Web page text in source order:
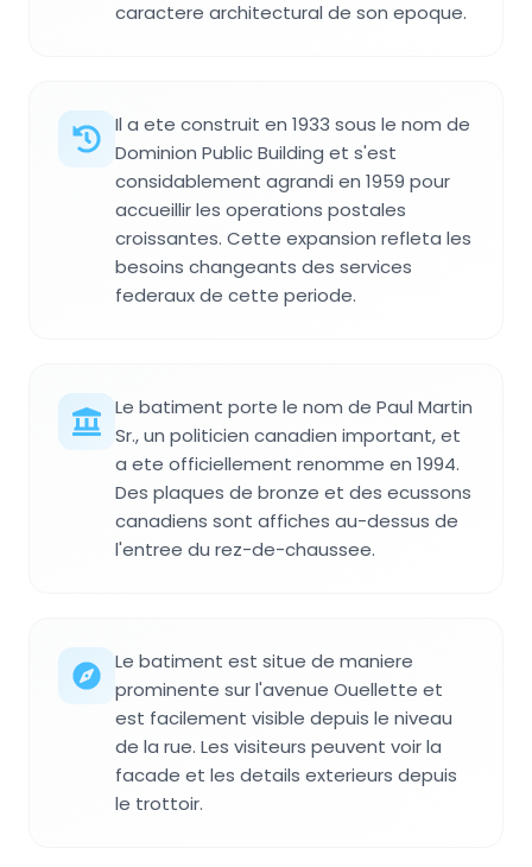
caractere architectural de son epoque.
Il a ete construit en 1933 sous le nom de
Dominion Public Building et s'est
considablement agrandi en 1959 pour
accueillir les operations postales
croissantes. Cette expansion refleta les
besoins changeants des services
federaux de cette periode.
Le batiment porte le nom de Paul Martin
Sr., un politicien canadien important, et
a ete officiellement renomme en 1994.
Des plaques de bronze et des ecussons
canadiens sont affiches au-dessus de
l'entree du rez-de-chaussee.
Le batiment est situe de maniere
prominente sur l'avenue Ouellette et
est facilement visible depuis le niveau
de la rue. Les visiteurs peuvent voir la
facade et les details exterieurs depuis
le trottoir.